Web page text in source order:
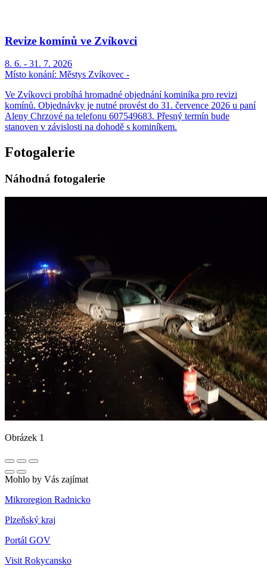
Revize komínů ve Zvíkovci
8. 6. - 31. 7. 2026
Místo konání: Městys Zvíkovec -
Ve Zvíkovci probíhá hromadné objednání kominíka pro revizi
komínů. Objednávky je nutné provést do 31. července 2026 u paní
Aleny Chrzové na telefonu 607549683. Přesný termín bude
stanoven v závislosti na dohodě s kominíkem.
Fotogalerie
Náhodná fotogalerie
Obrázek 1
Mohlo by Vás zajímat
Mikroregion Radnicko
Plzeňský kraj
Portál GOV
Visit Rokycansko